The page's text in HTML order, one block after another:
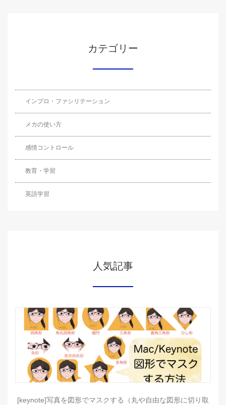
カテゴリー
インプロ・ファシリテーション
メカの使い方
感情コントロール
教育・学習
英語学習
人気記事
[keynote]写真を図形でマスクする（丸や自由な図形に切り取